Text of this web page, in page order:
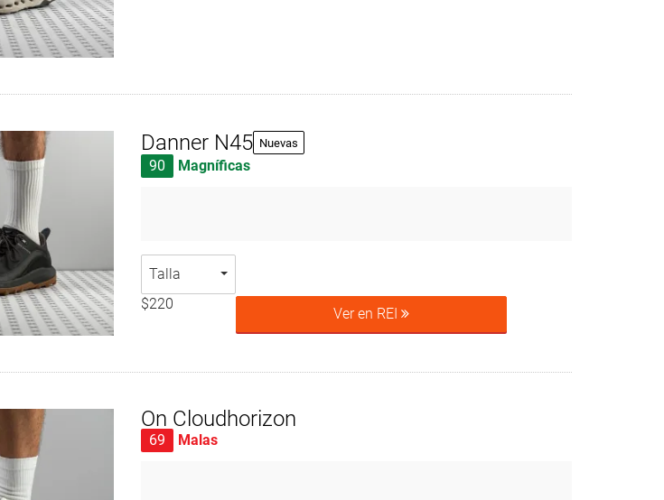
Danner N45 Nuevas
90 Magníficas
Talla
$220
Ver en REI
On Cloudhorizon
69 Malas